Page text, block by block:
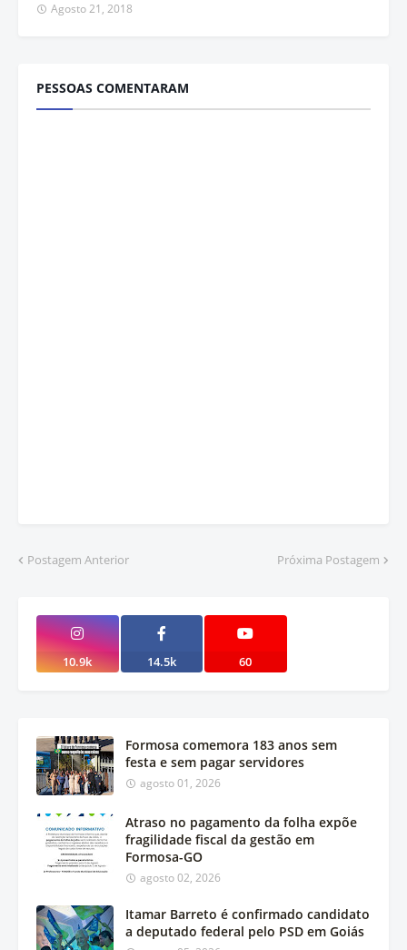
Agosto 21, 2018
PESSOAS COMENTARAM
Postagem Anterior Próxima Postagem
10.9k 14.5k 60
Formosa comemora 183 anos sem
festa e sem pagar servidores
agosto 01, 2026
Atraso no pagamento da folha expõe
fragilidade fiscal da gestão em
Formosa-GO
agosto 02, 2026
Itamar Barreto é confirmado candidato
a deputado federal pelo PSD em Goiás